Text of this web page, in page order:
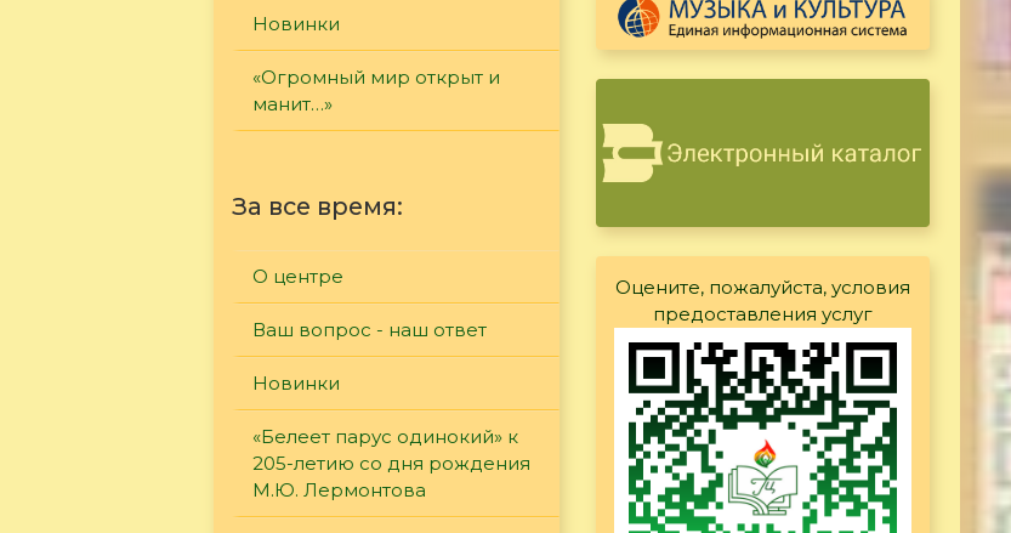
Новинки
«Огромный мир открыт и
манит…»
За все время:
О центре
Ваш вопрос - наш ответ
Новинки
«Белеет парус одинокий» к
205-летию со дня рождения
М.Ю. Лермонтова
Оцените, пожалуйста, условия
предоставления услуг